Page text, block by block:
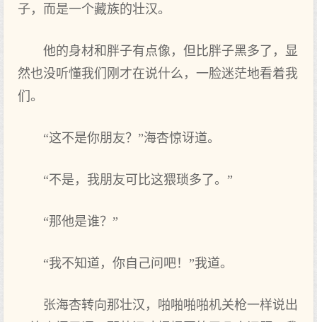
子，而是一个藏族的壮汉。
他的身材和胖子有点像，但比胖子黑多了，显
然也没听懂我们刚才在说什么，一脸迷茫地看着我
们。
“这不是你朋友？”海杏惊讶道。
“不是，我朋友可比这猥琐多了。”
“那他是谁？”
“我不知道，你自己问吧！”我道。
张海杏转向那壮汉，啪啪啪啪机关枪一样说出